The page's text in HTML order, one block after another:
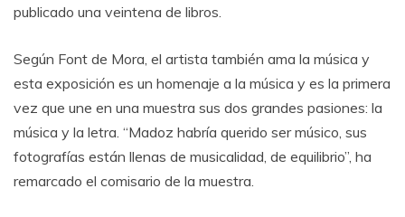
publicado una veintena de libros.
Según Font de Mora, el artista también ama la música y
esta exposición es un homenaje a la música y es la primera
vez que une en una muestra sus dos grandes pasiones: la
música y la letra. “Madoz habría querido ser músico, sus
fotografías están llenas de musicalidad, de equilibrio”, ha
remarcado el comisario de la muestra.